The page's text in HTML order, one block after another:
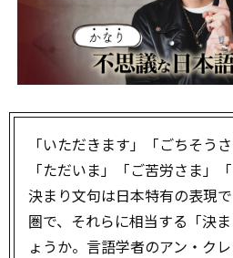
「いただきます」「ごちそう
「ただいま」「ご苦労さま」
決まり文句は日本特有の表現
圏で、それらに相当する「決
ょうか。言語学者のアン・ク